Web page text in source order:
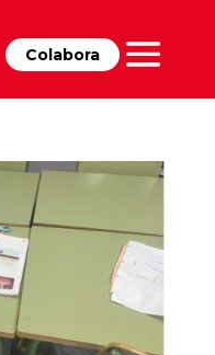
Colabora